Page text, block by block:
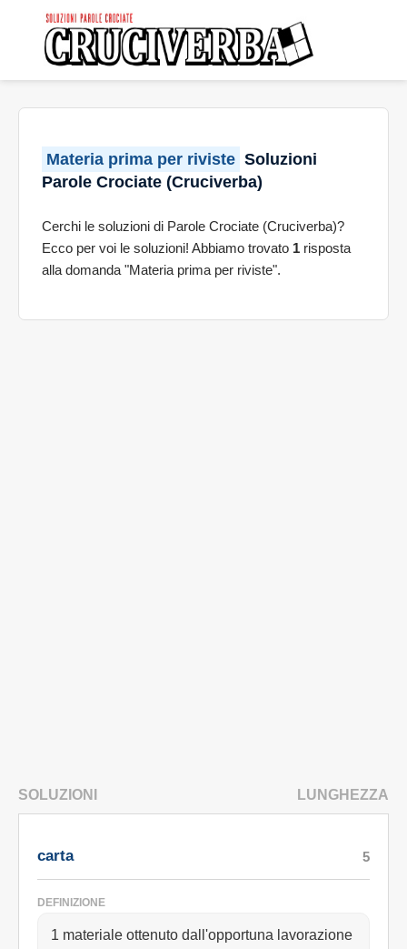
Materia prima per riviste Soluzioni
Parole Crociate (Cruciverba)
Cerchi le soluzioni di Parole Crociate (Cruciverba)?
Ecco per voi le soluzioni! Abbiamo trovato 1 risposta
alla domanda "Materia prima per riviste".
SOLUZIONI LUNGHEZZA
carta
DEFINIZIONE
1 materiale ottenuto dall'opportuna lavorazione
5